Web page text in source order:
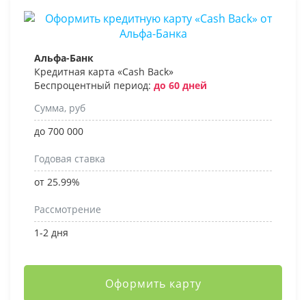
Альфа-Банк
Кредитная карта «Cash Back»
Беспроцентный период: до 60 дней
Сумма, руб
до 700 000
Годовая ставка
от 25.99%
Рассмотрение
1-2 дня
Оформить карту